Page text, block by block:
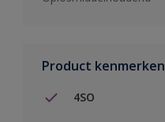
Product kenmerken
4SO